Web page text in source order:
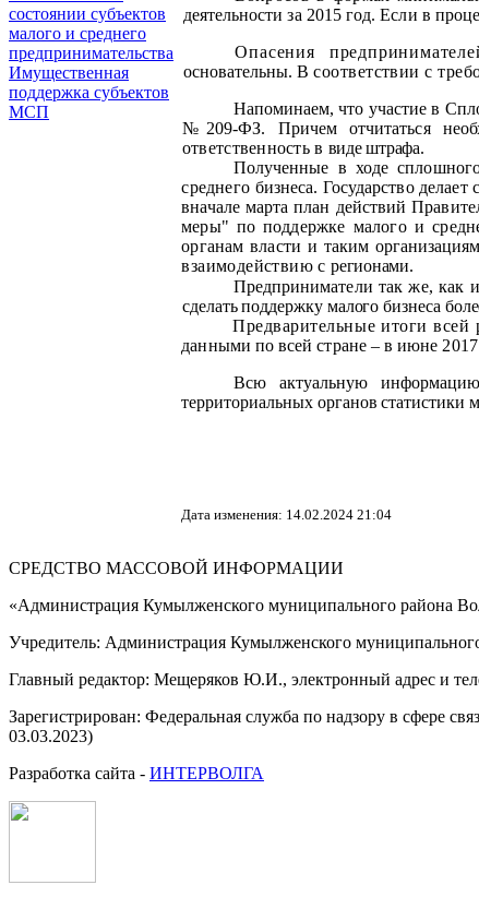
состоянии субъектов
малого и среднего
предпринимательства
Имущественная
поддержка субъектов
МСП
деятельности за 2015 год. Если в
Опасения
основательны. Всоответствии с
Напоминаем, что участие в
№209-ФЗ. Причем отчитаться
ответственность в виде штрафа.
Полученные в ходе
среднего бизнеса. Государство
вначале марта план действий
меры" по поддержке малого и
органам власти и таким
взаимодействию срегионами.
Предприниматели так же, как
сделать поддержку малого бизнеса
Предварительные итоги
данными по всей стране – в июне 2017
Всю актуальную
территориальных органов статистики
Дата изменения: 14.02.2024 21:04
СРЕДСТВО МАССОВОЙ
«Администрация Кумылженского муниципального района
Учредитель: Администрация Кумылженского
Главный редактор: Мещеряков Ю.И., электронный адрес и
Зарегистрирован: Федеральная служба по надзору в сфере
03.03.2023)
Разработка сайта - ИНТЕРВОЛГА